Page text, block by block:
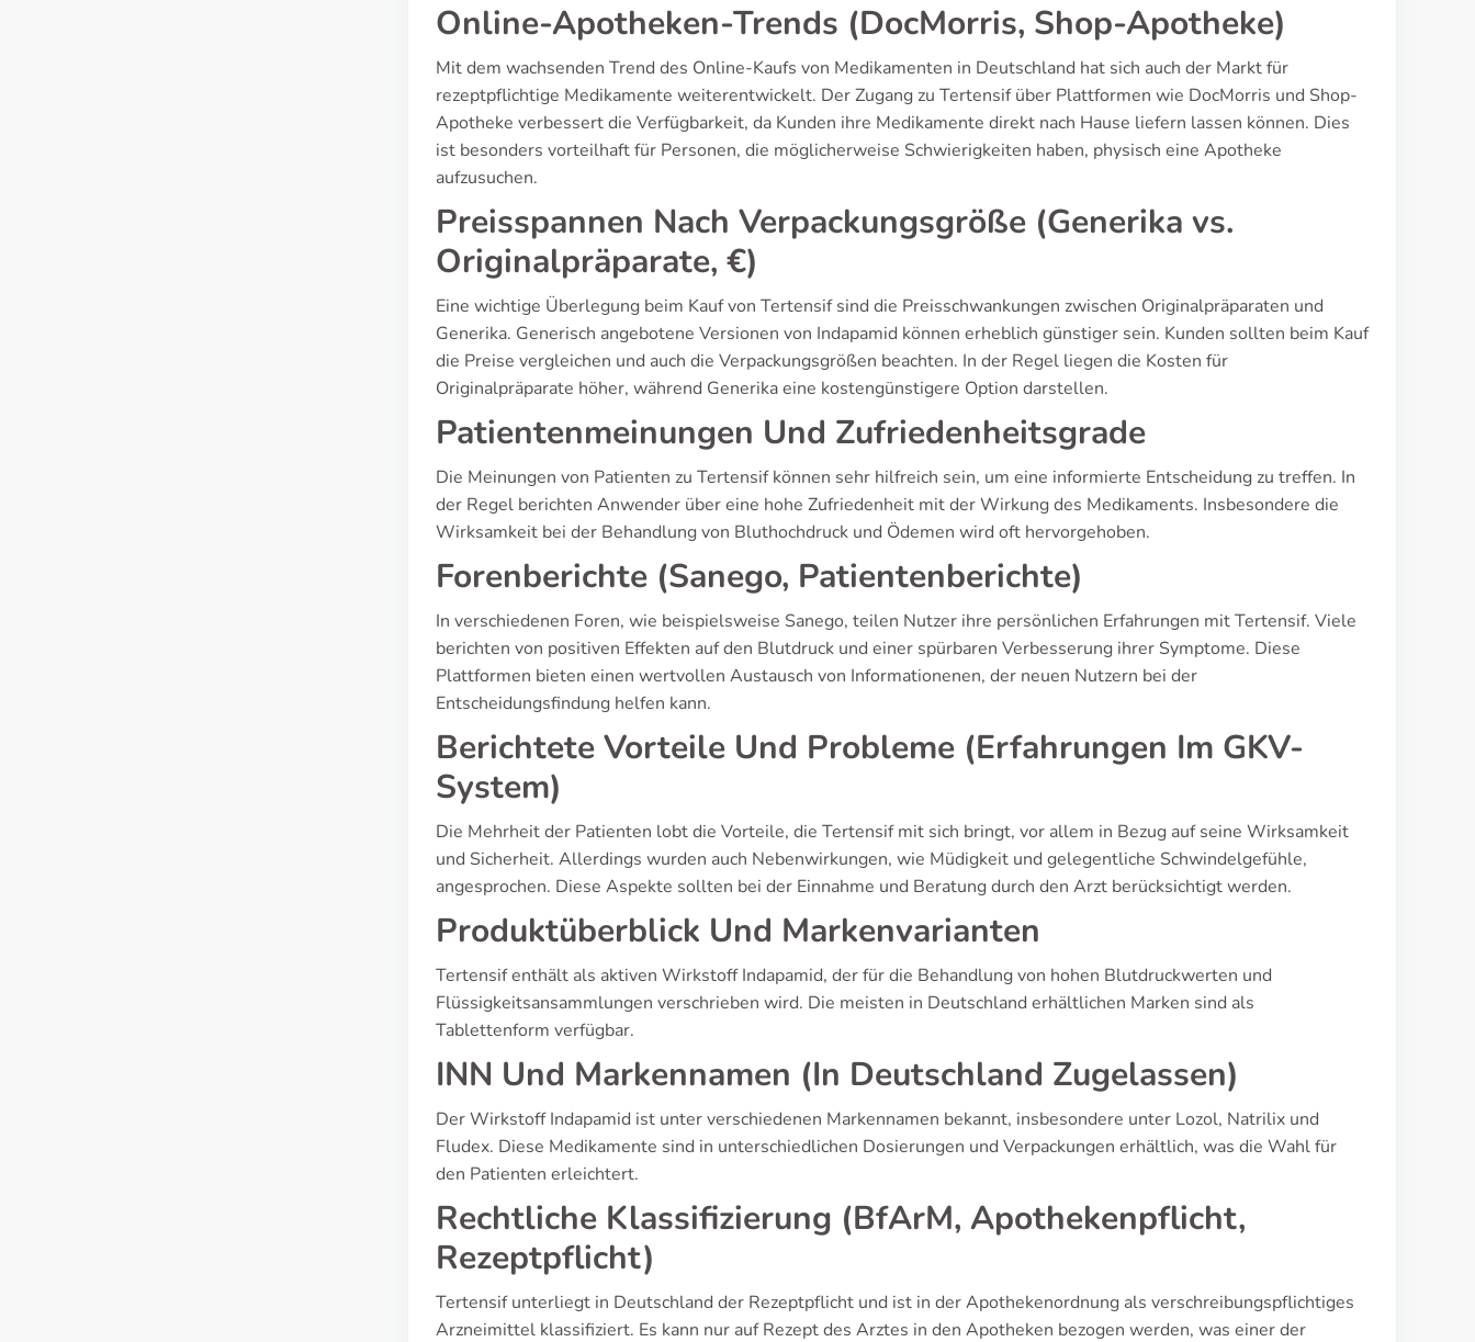
Online-Apotheken-Trends (DocMorris, Shop-Apotheke)
Mit dem wachsenden Trend des Online-Kaufs von Medikamenten in Deutschland hat sich auch der Markt für
rezeptpflichtige Medikamente weiterentwickelt. Der Zugang zu Tertensif über Plattformen wie DocMorris und Shop-
Apotheke verbessert die Verfügbarkeit, da Kunden ihre Medikamente direkt nach Hause liefern lassen können. Dies
ist besonders vorteilhaft für Personen, die möglicherweise Schwierigkeiten haben, physisch eine Apotheke
aufzusuchen.
Preisspannen Nach Verpackungsgröße (Generika vs.
Originalpräparate, €)
Eine wichtige Überlegung beim Kauf von Tertensif sind die Preisschwankungen zwischen Originalpräparaten und
Generika. Generisch angebotene Versionen von Indapamid können erheblich günstiger sein. Kunden sollten beim Kauf
die Preise vergleichen und auch die Verpackungsgrößen beachten. In der Regel liegen die Kosten für
Originalpräparate höher, während Generika eine kostengünstigere Option darstellen.
Patientenmeinungen Und Zufriedenheitsgrade
Die Meinungen von Patienten zu Tertensif können sehr hilfreich sein, um eine informierte Entscheidung zu treffen. In
der Regel berichten Anwender über eine hohe Zufriedenheit mit der Wirkung des Medikaments. Insbesondere die
Wirksamkeit bei der Behandlung von Bluthochdruck und Ödemen wird oft hervorgehoben.
Forenberichte (Sanego, Patientenberichte)
In verschiedenen Foren, wie beispielsweise Sanego, teilen Nutzer ihre persönlichen Erfahrungen mit Tertensif. Viele
berichten von positiven Effekten auf den Blutdruck und einer spürbaren Verbesserung ihrer Symptome. Diese
Plattformen bieten einen wertvollen Austausch von Informationenen, der neuen Nutzern bei der
Entscheidungsfindung helfen kann.
Berichtete Vorteile Und Probleme (Erfahrungen Im GKV-
System)
Die Mehrheit der Patienten lobt die Vorteile, die Tertensif mit sich bringt, vor allem in Bezug auf seine Wirksamkeit
und Sicherheit. Allerdings wurden auch Nebenwirkungen, wie Müdigkeit und gelegentliche Schwindelgefühle,
angesprochen. Diese Aspekte sollten bei der Einnahme und Beratung durch den Arzt berücksichtigt werden.
Produktüberblick Und Markenvarianten
Tertensif enthält als aktiven Wirkstoff Indapamid, der für die Behandlung von hohen Blutdruckwerten und
Flüssigkeitsansammlungen verschrieben wird. Die meisten in Deutschland erhältlichen Marken sind als
Tablettenform verfügbar.
INN Und Markennamen (In Deutschland Zugelassen)
Der Wirkstoff Indapamid ist unter verschiedenen Markennamen bekannt, insbesondere unter Lozol, Natrilix und
Fludex. Diese Medikamente sind in unterschiedlichen Dosierungen und Verpackungen erhältlich, was die Wahl für
den Patienten erleichtert.
Rechtliche Klassifizierung (BfArM, Apothekenpflicht,
Rezeptpflicht)
Tertensif unterliegt in Deutschland der Rezeptpflicht und ist in der Apothekenordnung als verschreibungspflichtiges
Arzneimittel klassifiziert. Es kann nur auf Rezept des Arztes in den Apotheken bezogen werden, was einer der